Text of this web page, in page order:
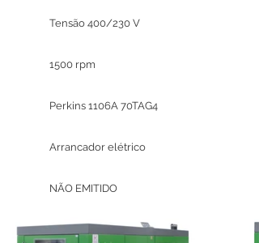
Tensão 400/230 V
1500 rpm
Perkins 1106A 70TAG4
Arrancador elétrico
NÃO EMITIDO